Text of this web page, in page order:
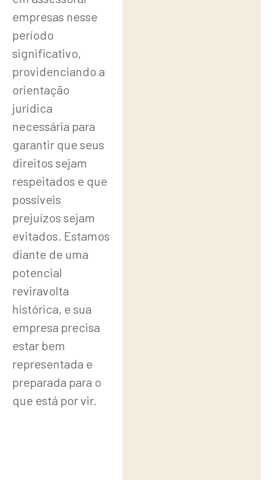
empresas nesse
período
significativo,
providenciando a
orientação
jurídica
necessária para
garantir que seus
direitos sejam
respeitados e que
possíveis
prejuízos sejam
evitados. Estamos
diante de uma
potencial
reviravolta
histórica, e sua
empresa precisa
estar bem
representada e
preparada para o
que está por vir.